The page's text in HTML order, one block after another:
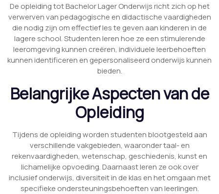
De opleiding tot Bachelor Lager Onderwijs richt zich op het
verwerven van pedagogische en didactische vaardigheden
die nodig zijn om effectief les te geven aan kinderen in de
lagere school. Studenten leren hoe ze een stimulerende
leeromgeving kunnen creëren, individuele leerbehoeften
kunnen identificeren en gepersonaliseerd onderwijs kunnen
bieden.
Belangrijke Aspecten van de
Opleiding
Tijdens de opleiding worden studenten blootgesteld aan
verschillende vakgebieden, waaronder taal- en
rekenvaardigheden, wetenschap, geschiedenis, kunst en
lichamelijke opvoeding. Daarnaast leren ze ook over
inclusief onderwijs, diversiteit in de klas en het omgaan met
specifieke ondersteuningsbehoeften van leerlingen.